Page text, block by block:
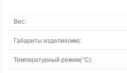
Вес:
Габариты изделия(мм):
Температурный режим(°C):